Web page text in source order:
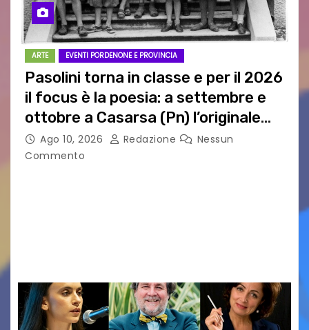
ARTE EVENTI PORDENONE E PROVINCIA
Pasolini torna in classe e per il 2026
il focus è la poesia: a settembre e
ottobre a Casarsa (Pn) l’originale
percorso per docenti delle scuole
medie e superiori
Ago 10, 2026 Redazione
Nessun
Commento